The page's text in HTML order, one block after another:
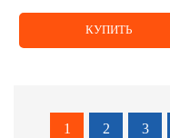
КУПИТЬ
1 2 3